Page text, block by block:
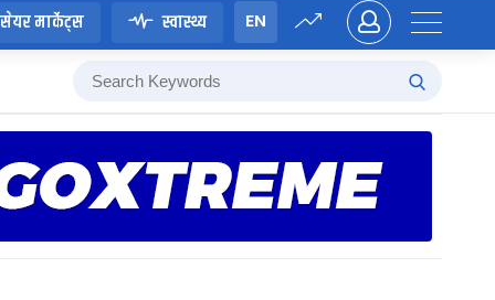
सेयर मार्केट्स स्वास्थ्य EN